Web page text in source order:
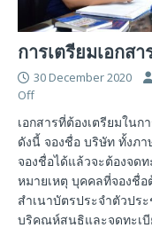
การเตรียมเอกส
30 December 2020
Off
เอกสารที่ต้องเตรียมใน
ดังนี้ จองชื่อ บริษัท ทั้งภ
จองชื่อได้แล้วจะต้องจด
หมายเหตุ บุคคลที่จองชื่
สำเนาบัตรประจำตัวปร
บริคณห์สนธิและจดทะเ